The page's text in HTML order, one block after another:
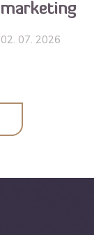
marketing
02. 07. 2026